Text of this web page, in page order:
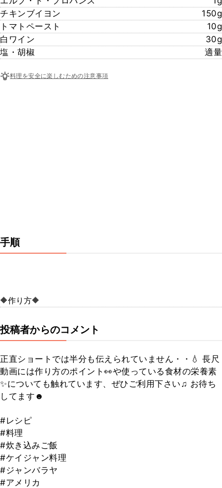
チキンブイヨン
150g
トマトペースト
10g
白ワイン
30g
塩・胡椒
適量
料理を安全に楽しむための注意事項
手順
🔶作り方🔶
投稿者からのコメント
正直ショートでは半分も伝えられていません・・💧 長尺
動画には作り方のポイント👀や使っている食材の栄養素
✨についても触れています、ぜひご利用下さい♫ お待ち
してます☻
#レシピ
#料理
#炊き込みご飯
#ケイジャン料理
#ジャンバラヤ
#アメリカ